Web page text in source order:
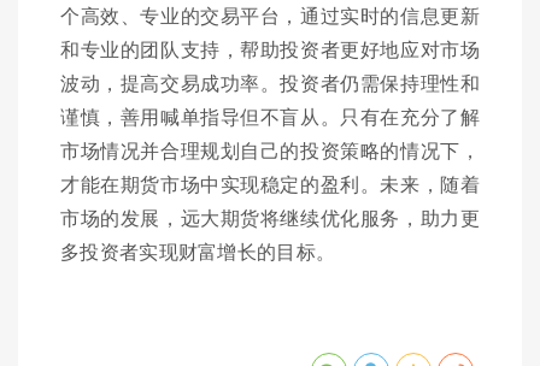
个高效、专业的交易平台，通过实时的信息更新
和专业的团队支持，帮助投资者更好地应对市场
波动，提高交易成功率。投资者仍需保持理性和
谨慎，善用喊单指导但不盲从。只有在充分了解
市场情况并合理规划自己的投资策略的情况下，
才能在期货市场中实现稳定的盈利。未来，随着
市场的发展，远大期货将继续优化服务，助力更
多投资者实现财富增长的目标。